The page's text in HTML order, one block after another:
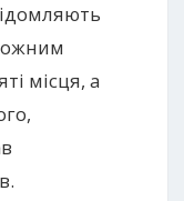
місця, а